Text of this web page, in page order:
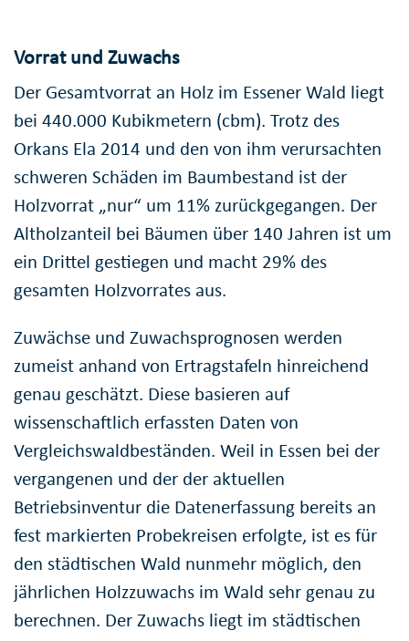
Vorrat und Zuwachs
Der Gesamtvorrat an Holz im Essener Wald liegt
bei 440.000 Kubikmetern (cbm). Trotz des
Orkans Ela 2014 und den von ihm verursachten
schweren Schäden im Baumbestand ist der
Holzvorrat „nur“ um 11% zurückgegangen. Der
Altholzanteil bei Bäumen über 140 Jahren ist um
ein Drittel gestiegen und macht 29% des
gesamten Holzvorrates aus.
Zuwächse und Zuwachsprognosen werden
zumeist anhand von Ertragstafeln hinreichend
genau geschätzt. Diese basieren auf
wissenschaftlich erfassten Daten von
Vergleichswaldbeständen. Weil in Essen bei der
vergangenen und der der aktuellen
Betriebsinventur die Datenerfassung bereits an
fest markierten Probekreisen erfolgte, ist es für
den städtischen Wald nunmehr möglich, den
jährlichen Holzzuwachs im Wald sehr genau zu
berechnen. Der Zuwachs liegt im städtischen